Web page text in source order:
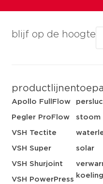
blijf op de hoogte
productlijnen
Apollo FullFlow
Pegler ProFlow
VSH Tectite
VSH Super
VSH Shurjoint
VSH PowerPress
stoom
solar
koeling